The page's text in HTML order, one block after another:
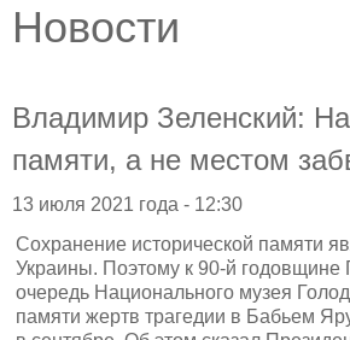
Новости
Владимир Зеленский:
памяти, а не местом
13 июля 2021 года - 12:30
Сохранение исторической памяти
Украины. Поэтому к 90-й годовщине
очередь Национального музея
памяти жертв трагедии в Бабьем